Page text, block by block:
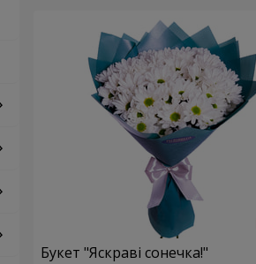
Букет "Яскраві сонечка!"